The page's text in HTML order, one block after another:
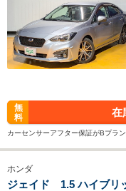
無
料
在
カーセンサーアフター保証がBプラ
ホンダ
ジェイド 1.5 ハイブリ